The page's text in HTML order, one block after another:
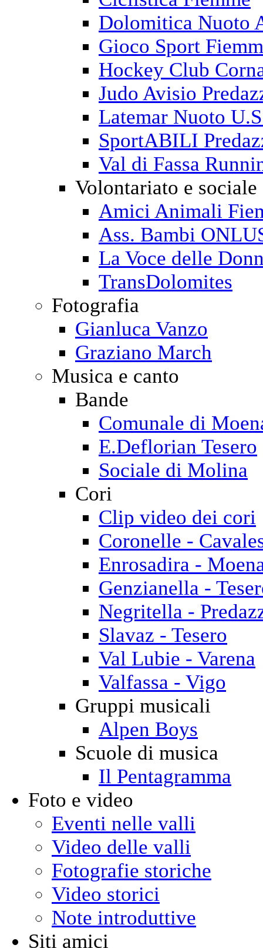
Dolomitica Nuoto
Gioco Sport
Hockey Club
Judo Avisio
Latemar Nuoto
SportABILI
Val di Fassa
Volontariato e sociale
Amici Animali
Ass. Bambi
La Voce delle
TransDolomites
Fotografia
Gianluca Vanzo
Graziano March
Musica e canto
Bande
Comunale di
E.Deflorian Tesero
Sociale di Molina
Cori
Clip video dei cori
Coronelle -
Enrosadira -
Genzianella -
Negritella -
Slavaz - Tesero
Val Lubie - Varena
Valfassa - Vigo
Gruppi musicali
Alpen Boys
Scuole di musica
Il Pentagramma
Foto e video
Eventi nelle valli
Video delle valli
Fotografie storiche
Video storici
Note introduttive
Siti amici